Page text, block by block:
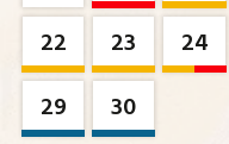
22
23 24
29
30